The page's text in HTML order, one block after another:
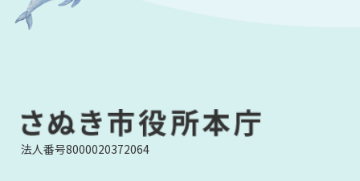
法人番号8000020372064